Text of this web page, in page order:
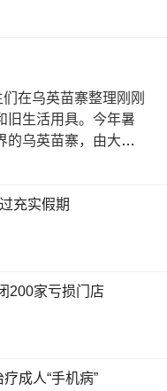
在乌英苗寨整理刚刚
旧生活用具。今年暑
的乌英苗寨，由大学
充实假期
200家亏损门店
成人“手机病”